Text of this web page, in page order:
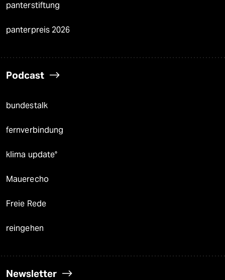
panterstiftung
panterpreis 2026
Podcast
bundestalk
fernverbindung
klima update°
Mauerecho
Freie Rede
reingehen
Newsletter